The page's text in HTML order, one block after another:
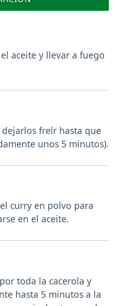
aceite y llevar a fuego
freír hasta que
unos 5 minutos).
curry en polvo para
en el aceite.
toda la cacerola y
hasta 5 minutos a la